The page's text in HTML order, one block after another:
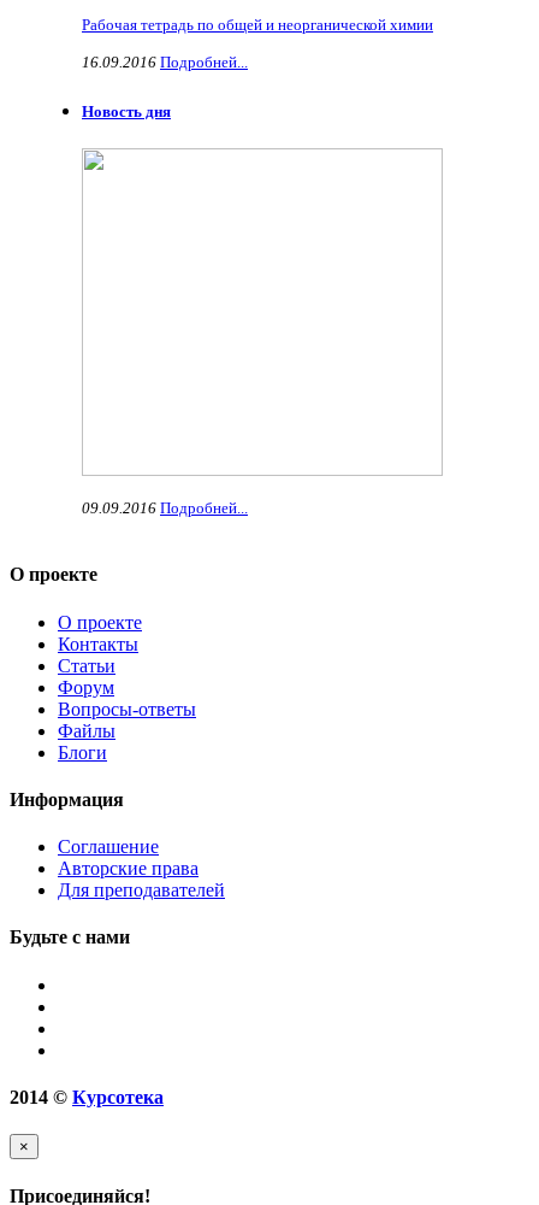
Рабочая тетрадь по общей и неорганической химии
16.09.2016 Подробней...
Новость дня
09.09.2016 Подробней...
О проекте
О проекте
Контакты
Статьи
Форум
Вопросы-ответы
Файлы
Блоги
Информация
Соглашение
Авторские права
Для преподавателей
Будьте с нами
2014 © Курсотека
×
Присоединяйся!